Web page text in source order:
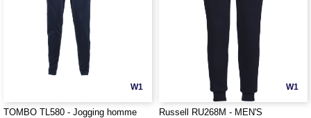
W1
TOMBO TL580 - Jogging homme
W1
Russell RU268M - MEN'S